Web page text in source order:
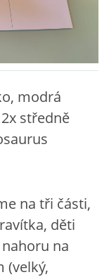
modrá
středně
na tři části,
děti
na
(velký,